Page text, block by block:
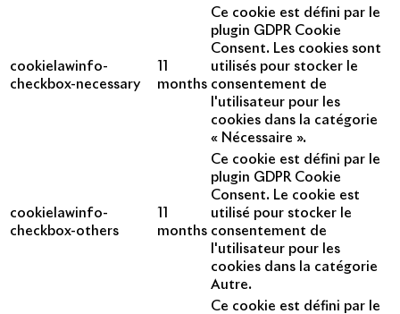
cookielawinfo-
checkbox-necessary
months
Ce cookie est défini par le
plugin GDPR Cookie
Consent. Les cookies sont
utilisés pour stocker le
consentement de
l'utilisateur pour les
cookies dans la catégorie
« Nécessaire ».
cookielawinfo-
checkbox-others
months
Ce cookie est défini par le
plugin GDPR Cookie
Consent. Le cookie est
utilisé pour stocker le
consentement de
l'utilisateur pour les
cookies dans la catégorie
Autre.
Ce cookie est défini par le